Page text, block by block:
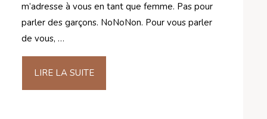
m’adresse à vous en tant que femme. Pas pour
parler des garçons. NoNoNon. Pour vous parler
de vous, …
LIRE LA SUITE